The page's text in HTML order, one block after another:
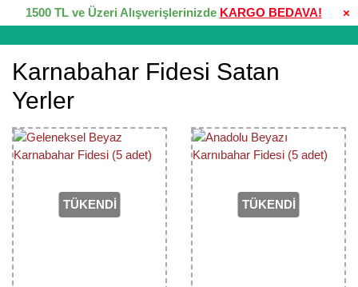
×
1500 TL ve Üzeri Alışverişlerinizde KARGO BEDAVA!
Karnabahar Fidesi Satan
Yerler
TÜKENDİ TÜKENDİ